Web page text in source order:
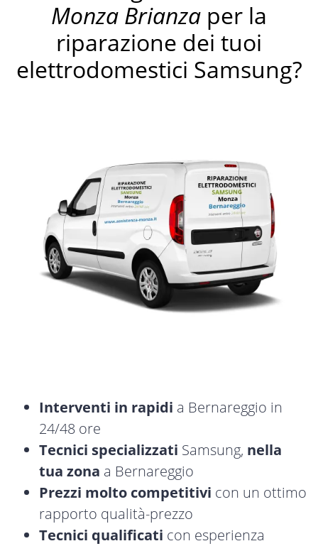
Monza Brianza per la
riparazione dei tuoi
elettrodomestici Samsung?
Interventi in rapidi a Bernareggio in
24/48 ore
Tecnici specializzati Samsung, nella
tua zona a Bernareggio
Prezzi molto competitivi con un ottimo
rapporto qualità-prezzo
Tecnici qualificati con esperienza